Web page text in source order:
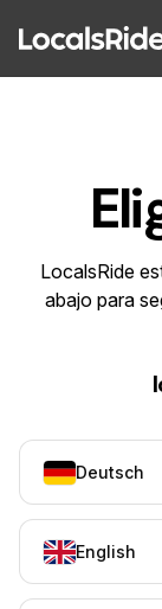
LocalsRide
abajo para
Deutsch
English